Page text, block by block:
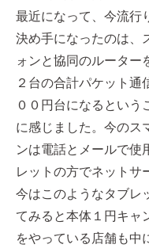
最近になって、今流行
決め手になったのは、
ォンと協同のルーター
２台の合計パケット通
００円台になるという
に感じました。今のス
ンは電話とメールで使
レットの方でネットサ
今はこのようなタブレ
てみると本体１円キャ
をやっている店舗も中